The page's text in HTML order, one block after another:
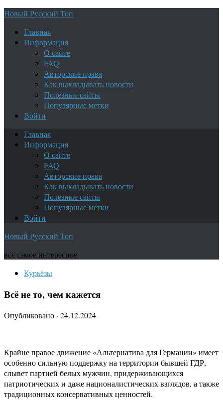
Новый Русский Топ
Главная
Информация
О сайте
FAQ
Авторские права
Как выкладывать новости
Полезные сайты
Популярные метки
Войти
Главная
Информация
О сайте
FAQ
Авторские права
Как выкладывать новости
Полезные сайты
Популярные метки
Войти
Новый Русский Топ
всё самое интересное
Курьёзы
Всё не то, чем кажется
Опубликовано · 24.12.2024
Крайне правое движение «Альтернатива для Германии» имеет
особенно сильную поддержку на территории бывшей ГДР,
слывет партией белых мужчин, придерживающихся
патриотических и даже националистических взглядов, а также
традиционных консервативных ценностей.